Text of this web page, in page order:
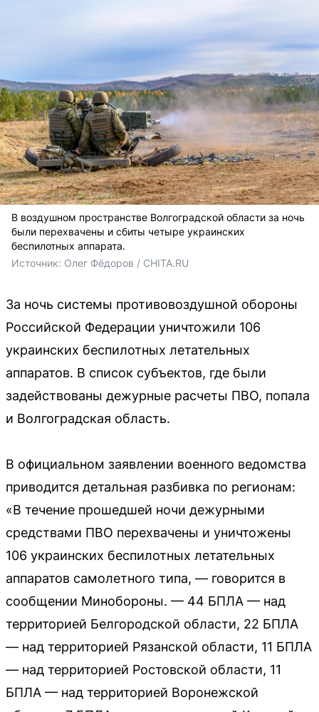
В воздушном пространстве Волгоградской области за ночь
были перехвачены и сбиты четыре украинских
беспилотных аппарата.
Источник: Олег Фёдоров / CHITA.RU
За ночь системы противовоздушной обороны
Российской Федерации уничтожили 106
украинских беспилотных летательных
аппаратов. В список субъектов, где были
задействованы дежурные расчеты ПВО, попала
и Волгоградская область.
В официальном заявлении военного ведомства
приводится детальная разбивка по регионам:
«В течение прошедшей ночи дежурными
средствами ПВО перехвачены и уничтожены
106 украинских беспилотных летательных
аппаратов самолетного типа, — говорится в
сообщении Минобороны. — 44 БПЛА — над
территорией Белгородской области, 22 БПЛА
— над территорией Рязанской области, 11 БПЛА
— над территорией Ростовской области, 11
БПЛА — над территорией Воронежской